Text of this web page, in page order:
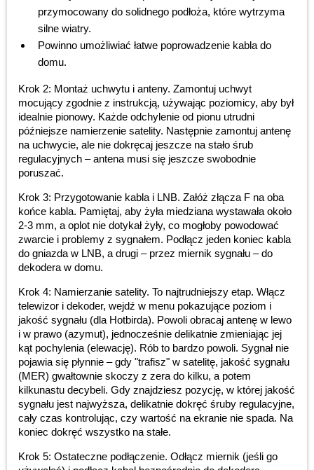
przymocowany do solidnego podłoża, które wytrzyma
silne wiatry.
Powinno umożliwiać łatwe poprowadzenie kabla do
domu.
Krok 2: Montaż uchwytu i anteny. Zamontuj uchwyt
mocujący zgodnie z instrukcją, używając poziomicy, aby był
idealnie pionowy. Każde odchylenie od pionu utrudni
późniejsze namierzenie satelity. Następnie zamontuj antenę
na uchwycie, ale nie dokręcaj jeszcze na stało śrub
regulacyjnych – antena musi się jeszcze swobodnie
poruszać.
Krok 3: Przygotowanie kabla i LNB. Załóż złącza F na oba
końce kabla. Pamiętaj, aby żyła miedziana wystawała około
2-3 mm, a oplot nie dotykał żyły, co mogłoby powodować
zwarcie i problemy z sygnałem. Podłącz jeden koniec kabla
do gniazda w LNB, a drugi – przez miernik sygnału – do
dekodera w domu.
Krok 4: Namierzanie satelity. To najtrudniejszy etap. Włącz
telewizor i dekoder, wejdź w menu pokazujące poziom i
jakość sygnału (dla Hotbirda). Powoli obracaj antenę w lewo
i w prawo (azymut), jednocześnie delikatnie zmieniając jej
kąt pochylenia (elewację). Rób to bardzo powoli. Sygnał nie
pojawia się płynnie – gdy "trafisz" w satelitę, jakość sygnału
(MER) gwałtownie skoczy z zera do kilku, a potem
kilkunastu decybeli. Gdy znajdziesz pozycję, w której jakość
sygnału jest najwyższa, delikatnie dokręć śruby regulacyjne,
cały czas kontrolując, czy wartość na ekranie nie spada. Na
koniec dokręć wszystko na stałe.
Krok 5: Ostateczne podłączenie. Odłącz miernik (jeśli go